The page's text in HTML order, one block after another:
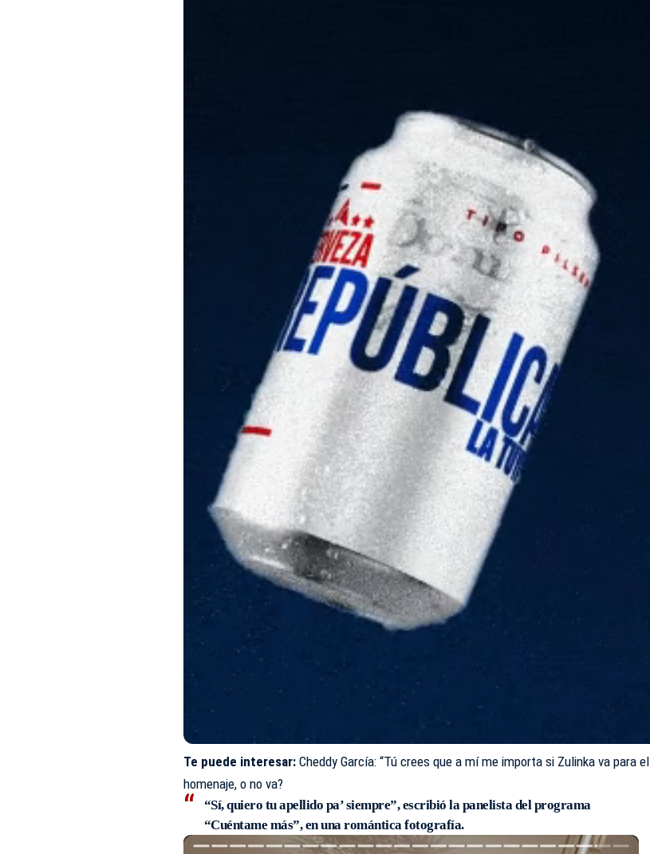
Te puede interesar: Cheddy García: “Tú crees que a mí me importa si Zulinka va para el
homenaje, o no va?
“Sí, quiero tu apellido pa’ siempre”, escribió la panelista del programa
“Cuéntame más”, en una romántica fotografía.